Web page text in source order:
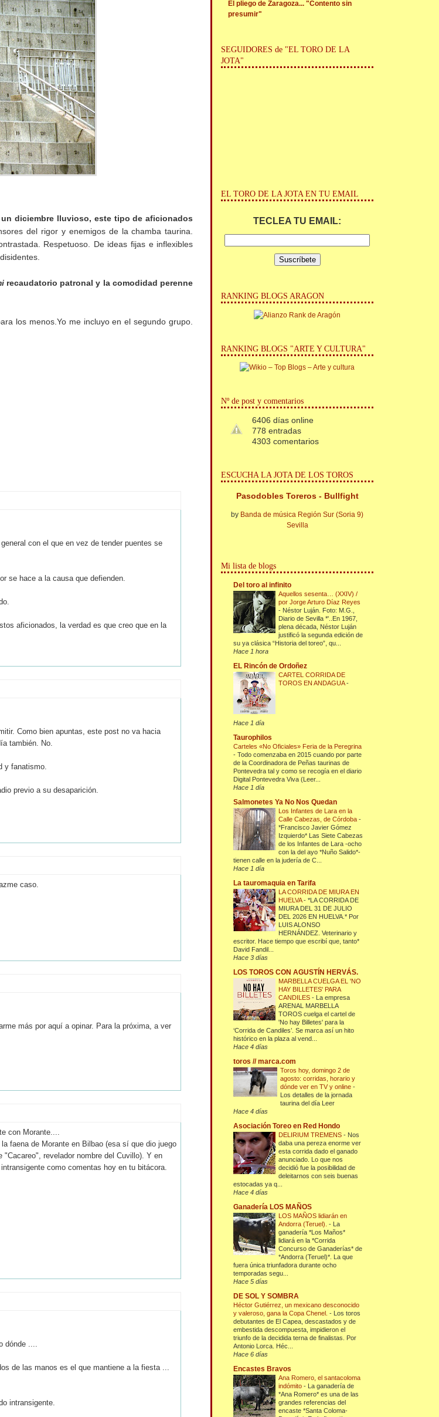
diciembre lluvioso, este tipo de aficionados
del rigor y enemigos de la chamba taurina.
Respetuoso. De ideas fijas e inflexibles
recaudatorio patronal y la comodidad perenne
los menos.Yo me incluyo en el segundo grupo.
con el que en vez de tender puentes se
se hace a la causa que defienden.
aficionados, la verdad es que creo que en la
Como bien apuntas, este post no va hacia
también. No.
y fanatismo.
previo a su desaparición.
caso.
más por aquí a opinar. Para la próxima, a ver
con Morante....
faena de Morante en Bilbao (esa sí que dio juego
revelador nombre del Cuvillo). Y en
como comentas hoy en tu bitácora.
....
de las manos es el que mantiene a la fiesta ...
intransigente.
El pliego de Zaragoza... "Contento sin
presumir"
SEGUIDORES de "EL TORO DE LA
JOTA"
EL TORO DE LA JOTA EN TU EMAIL
TECLEA TU EMAIL:
RANKING BLOGS ARAGON
RANKING BLOGS "ARTE Y CULTURA"
Nº de post y comentarios
6406 días online
778 entradas
4303 comentarios
ESCUCHA LA JOTA DE LOS TOROS
Pasodobles Toreros - Bullfight
by Banda de música Región Sur (Soria 9)
Sevilla
Mi lista de blogs
Del toro al infinito
Aquellos sesenta… (XXIV) /
por Jorge Arturo Díaz Reyes
- Néstor Luján. Foto: M.G.,
Diario de Sevilla *'..En 1967,
plena década, Néstor Luján
justificó la segunda edición de
su ya clásica “Historia del toreo”, qu...
Hace 1 hora
EL Rincón de Ordoñez
CARTEL CORRIDA DE
TOROS EN ANDAGUA-
Hace 1 día
Taurophilos
Carteles «No Oficiales» Feria de la Peregrina
-Todo comenzaba en 2015 cuando por parte
de la Coordinadora de Peñas taurinas de
Pontevedra tal y como se recogía en el diario
Digital Pontevedra Viva (Leer...
Hace 1 día
Salmonetes Ya No Nos Quedan
Los Infantes de Lara en la
Calle Cabezas, de Córdoba-
*Francisco Javier Gómez
Izquierdo* Las Siete Cabezas
de los Infantes de Lara -ocho
con la del ayo *Nuño Salido*-
tienen calle en la judería de C...
Hace 1 día
La tauromaquia en Tarifa
LA CORRIDA DE MIURA EN
HUELVA-*LA CORRIDA DE
MIURA DEL 31 DE JULIO
DEL 2026 EN HUELVA.* Por
LUIS ALONSO
HERNÁNDEZ. Veterinario y
escritor. Hace tiempo que escribí que, tanto*
David Fandil...
Hace 3 días
LOS TOROS CON AGUSTÍN HERVÁS.
MARBELLA CUELGA EL 'NO
HAY BILLETES' PARA
CANDILES- La empresa
ARENAL MARBELLA
TOROS cuelga el cartel de
'No hay Billetes' para la
‘Corrida de Candiles’. Se marca así un hito
histórico en la plaza al vend...
Hace 4 días
toros // marca.com
Toros hoy, domingo 2 de
agosto: corridas, horario y
dónde ver en TV y online-
Los detalles de la jornada
taurina del día Leer
Hace 4 días
Asociación Toreo en Red Hondo
DELIRIUM TREMENS- Nos
daba una pereza enorme ver
esta corrida dado el ganado
anunciado. Lo que nos
decidió fue la posibilidad de
deleitarnos con seis buenas
estocadas ya q...
Hace 4 días
Ganadería LOS MAÑOS
LOS MAÑOS lidiarán en
Andorra (Teruel).- La
ganadería *Los Maños*
lidiará en la *Corrida
Concurso de Ganaderías* de
*Andorra (Teruel)*. La que
fuera única triunfadora durante ocho
temporadas segu...
Hace 5 días
DE SOL Y SOMBRA
Héctor Gutiérrez, un mexicano desconocido
y valeroso, gana la Copa Chenel.- Los toros
debutantes de El Capea, descastados y de
embestida descompuesta, impidieron el
triunfo de la decidida terna de finalistas. Por
Antonio Lorca. Héc...
Hace 6 días
Encastes Bravos
Ana Romero, el santacoloma
indómito- La ganadería de
*Ana Romero* es una de las
grandes referencias del
encaste *Santa Coloma-